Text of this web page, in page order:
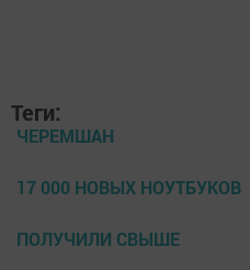
Теги:
ЧЕРЕМШАН
17 000 НОВЫХ НОУТБУКОВ
ПОЛУЧИЛИ СВЫШЕ